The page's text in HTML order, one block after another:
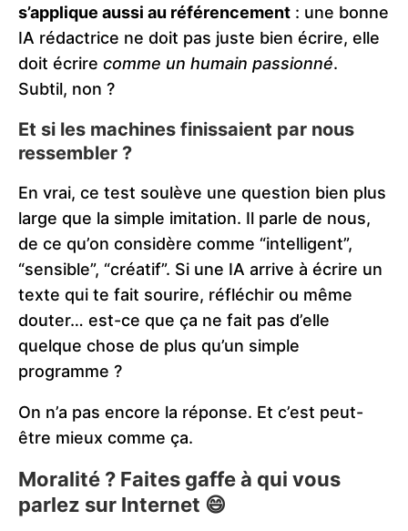
s’applique aussi au référencement : une bonne
IA rédactrice ne doit pas juste bien écrire, elle
doit écrire comme un humain passionné.
Subtil, non ?
Et si les machines finissaient par nous
ressembler ?
En vrai, ce test soulève une question bien plus
large que la simple imitation. Il parle de nous,
de ce qu’on considère comme “intelligent”,
“sensible”, “créatif”. Si une IA arrive à écrire un
texte qui te fait sourire, réfléchir ou même
douter… est-ce que ça ne fait pas d’elle
quelque chose de plus qu’un simple
programme ?
On n’a pas encore la réponse. Et c’est peut-
être mieux comme ça.
Moralité ? Faites gaffe à qui vous
parlez sur Internet 😄